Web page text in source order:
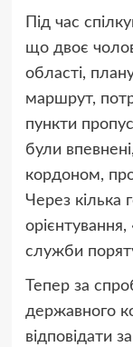
Під час
що двоє
області,
маршрут,
пункти
були
кордоном,
Через кілька
служби
Тепер за
державного
відповідати